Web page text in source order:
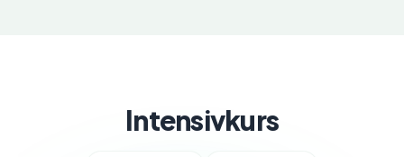
Intensivkurs